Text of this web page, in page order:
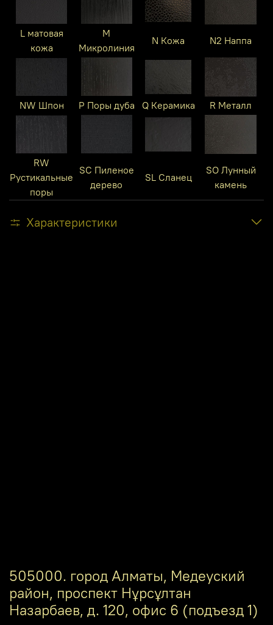
L матовая
кожа
M
Микролиния
N Кожа N2 Наппа
NW Шпон P Поры дуба Q Керамика R Металл
RW
Рустикальные
поры
SC Пиленое
дерево
SL Сланец
SO Лунный
камень
Характеристики
505000. город Алматы, Медеуский
район, проспект Нұрсұлтан
Назарбаев, д. 120, офис 6 (подъезд 1)